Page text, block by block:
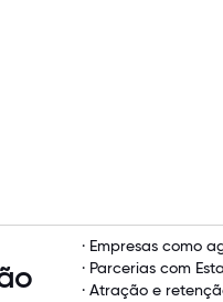
· Empresas como
· Parcerias com
· Atração e